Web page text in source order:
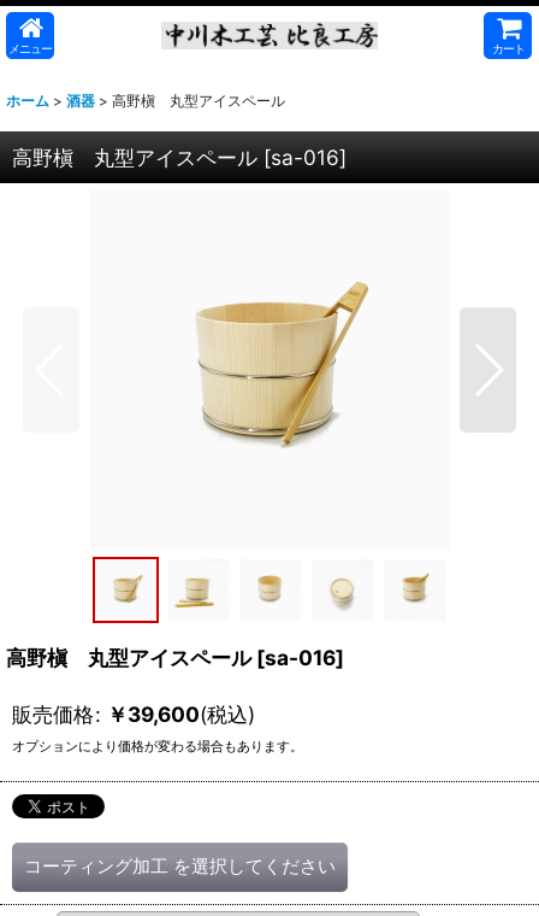
メニュー カート
ホーム > 酒器 > 高野槇 丸型アイスペール
高野槇 丸型アイスペール [sa-016]
高野槇 丸型アイスペール [sa-016]
販売価格: ￥39,600(税込)
オプションにより価格が変わる場合もあります。
コーティング加工 を選択してください